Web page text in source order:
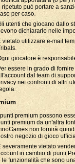
ripetuto può portare a
per caso.
utenti che giocano dallo
dichiararlo nelle
vietato utilizzare e-mail
giocatore è
essere in grado di
dal team di
nei confronti di altri
premium possono
premium da un'altra
non fornirà
negozio di gioco
severamente vietato
in cambio di punti
le funzionalità che sono